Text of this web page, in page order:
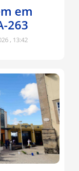
em
263
13:42